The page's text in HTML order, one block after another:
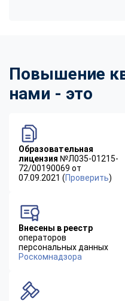
Повышение
нами - это
Образовательная
лицензия №Л035-01215-
72/00190069 от
07.09.2021 (Проверить)
Внесены в реестр
операторов
персональных данных
Роскомнадзора